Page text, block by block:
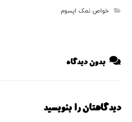
خواص نمک اپسوم
بدون دیدگاه
دیدگاهتان را بنویسید